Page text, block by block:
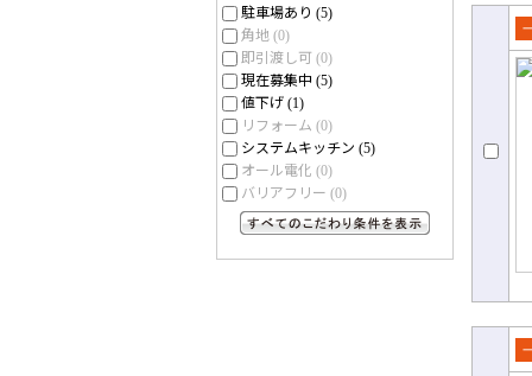
駐車場あり (5)
角地 (0)
即引渡し可 (0)
現在募集中 (5)
値下げ (1)
リフォーム (0)
システムキッチン (5)
オール電化 (0)
バリアフリー (0)
て